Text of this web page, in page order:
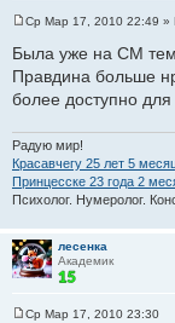
о
б
щ
е
и
е
Ср Мар 17, 2010 22:49 »
Была уже на СМ
Правдина больше
более доступно для
Радую мир!
Красавчегу 25 лет 5
Принцесске 23 годa 2
Психолог. Нумеролог.
лесенка
Академик
Ср Мар 17, 2010 23:30